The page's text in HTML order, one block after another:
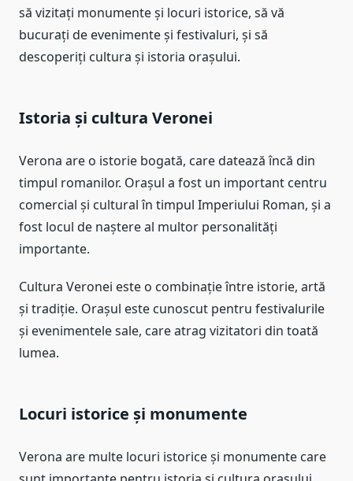
să vizitați monumente și locuri istorice, să vă
bucurați de evenimente și festivaluri, și să
descoperiți cultura și istoria orașului.
Istoria și cultura Veronei
Verona are o istorie bogată, care datează încă din
timpul romanilor. Orașul a fost un important centru
comercial și cultural în timpul Imperiului Roman, și a
fost locul de naștere al multor personalități
importante.
Cultura Veronei este o combinație între istorie, artă
și tradiție. Orașul este cunoscut pentru festivalurile
și evenimentele sale, care atrag vizitatori din toată
lumea.
Locuri istorice și monumente
Verona are multe locuri istorice și monumente care